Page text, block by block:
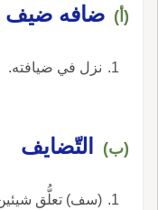
(أ) ضافه ضيف
نزل في ضيافته.
(ب) التّضايف
(سف) تعلُّق شيئين